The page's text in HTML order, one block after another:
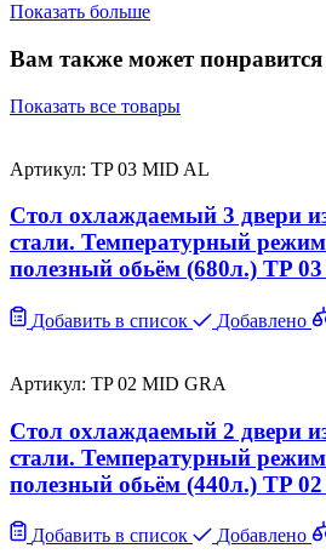
Показать больше
Вам также может понравится
Показать все товары
Артикул: TP 03 MID AL
Стол охлаждаемый 3 двери
стали. Температурный
полезный обьём (680л.) TP
Добавить в список Добавлено
Артикул: TP 02 MID GRA
Стол охлаждаемый 2 двери
стали. Температурный
полезный обьём (440л.) TP
Добавить в список Добавлено